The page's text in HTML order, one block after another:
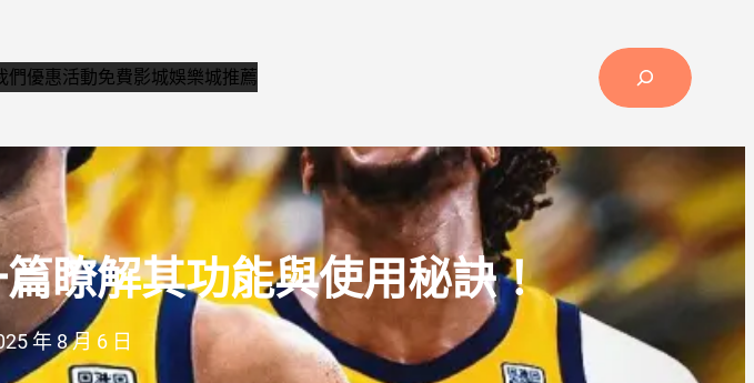
們優惠活動免費影城娛樂城推薦
瞭解其功能與使用秘訣！
年 8 月 6 日